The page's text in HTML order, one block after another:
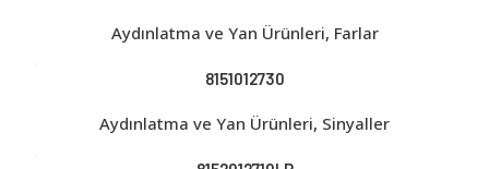
Aydınlatma ve Yan Ürünleri, Farlar
8151012730
Aydınlatma ve Yan Ürünleri, Sinyaller